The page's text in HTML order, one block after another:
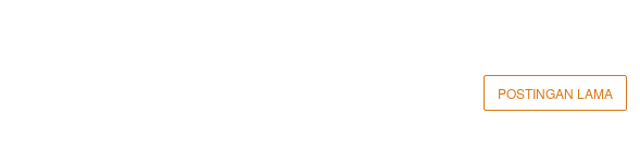
POSTINGAN LAMA